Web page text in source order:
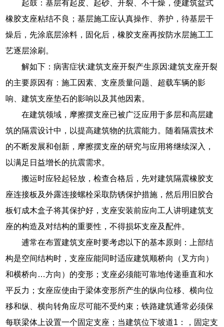
起鼓：基层有起皮、起砂、开裂、不干燥，使建筑盆式
橡胶支座粘结不良；基层施工应认真操作、养护，待基层干
燥后，先涂底层涂料，固化后，橡胶支座再按防水层施工工
艺逐层涂刷。
解如下：病害症状:建筑支座开裂产生原因:建筑支座开裂
的主要原因有：施工因素、支座质量问题、超载车辆的影
响、建筑支座垫石的影响以及其他因素。
在建筑领域，摩擦摆支座已被广泛应用于多层和高层建
筑的隔震设计中，以提高建筑物的抗震能力。随着隔震技术
的不断发展和创新，摩擦摆支座的研究与应用将继续深入，
以满足日益增长的抗震需求。
搬运时应轻起轻放，检查合格后，先对建筑隔震橡胶支
座连接板及外露连接螺栓采取防锈保护措施，然后用旧胶合
板钉成木盒子将其保护好，支座安装前应向工人讲明建筑支
座的构造及对结构的重要性，不得损坏支座及配件。
逋常在布置建筑支座时要考虑以下的基本原则：上部结
构是空间结构时，支座应能同时适应建筑顺桥向（叉方向）
和横桥向…方向）的变形；支座必须能可靠地传递垂直和水
平反力；女座应使由于梁体变形所产生的纵向位移、横向位
移和纵、横向转角应尽可能不受约束；铁路建筑通常必须保
每联梁体上设置一个固定支座；当建筑位下坡道1：，固定支